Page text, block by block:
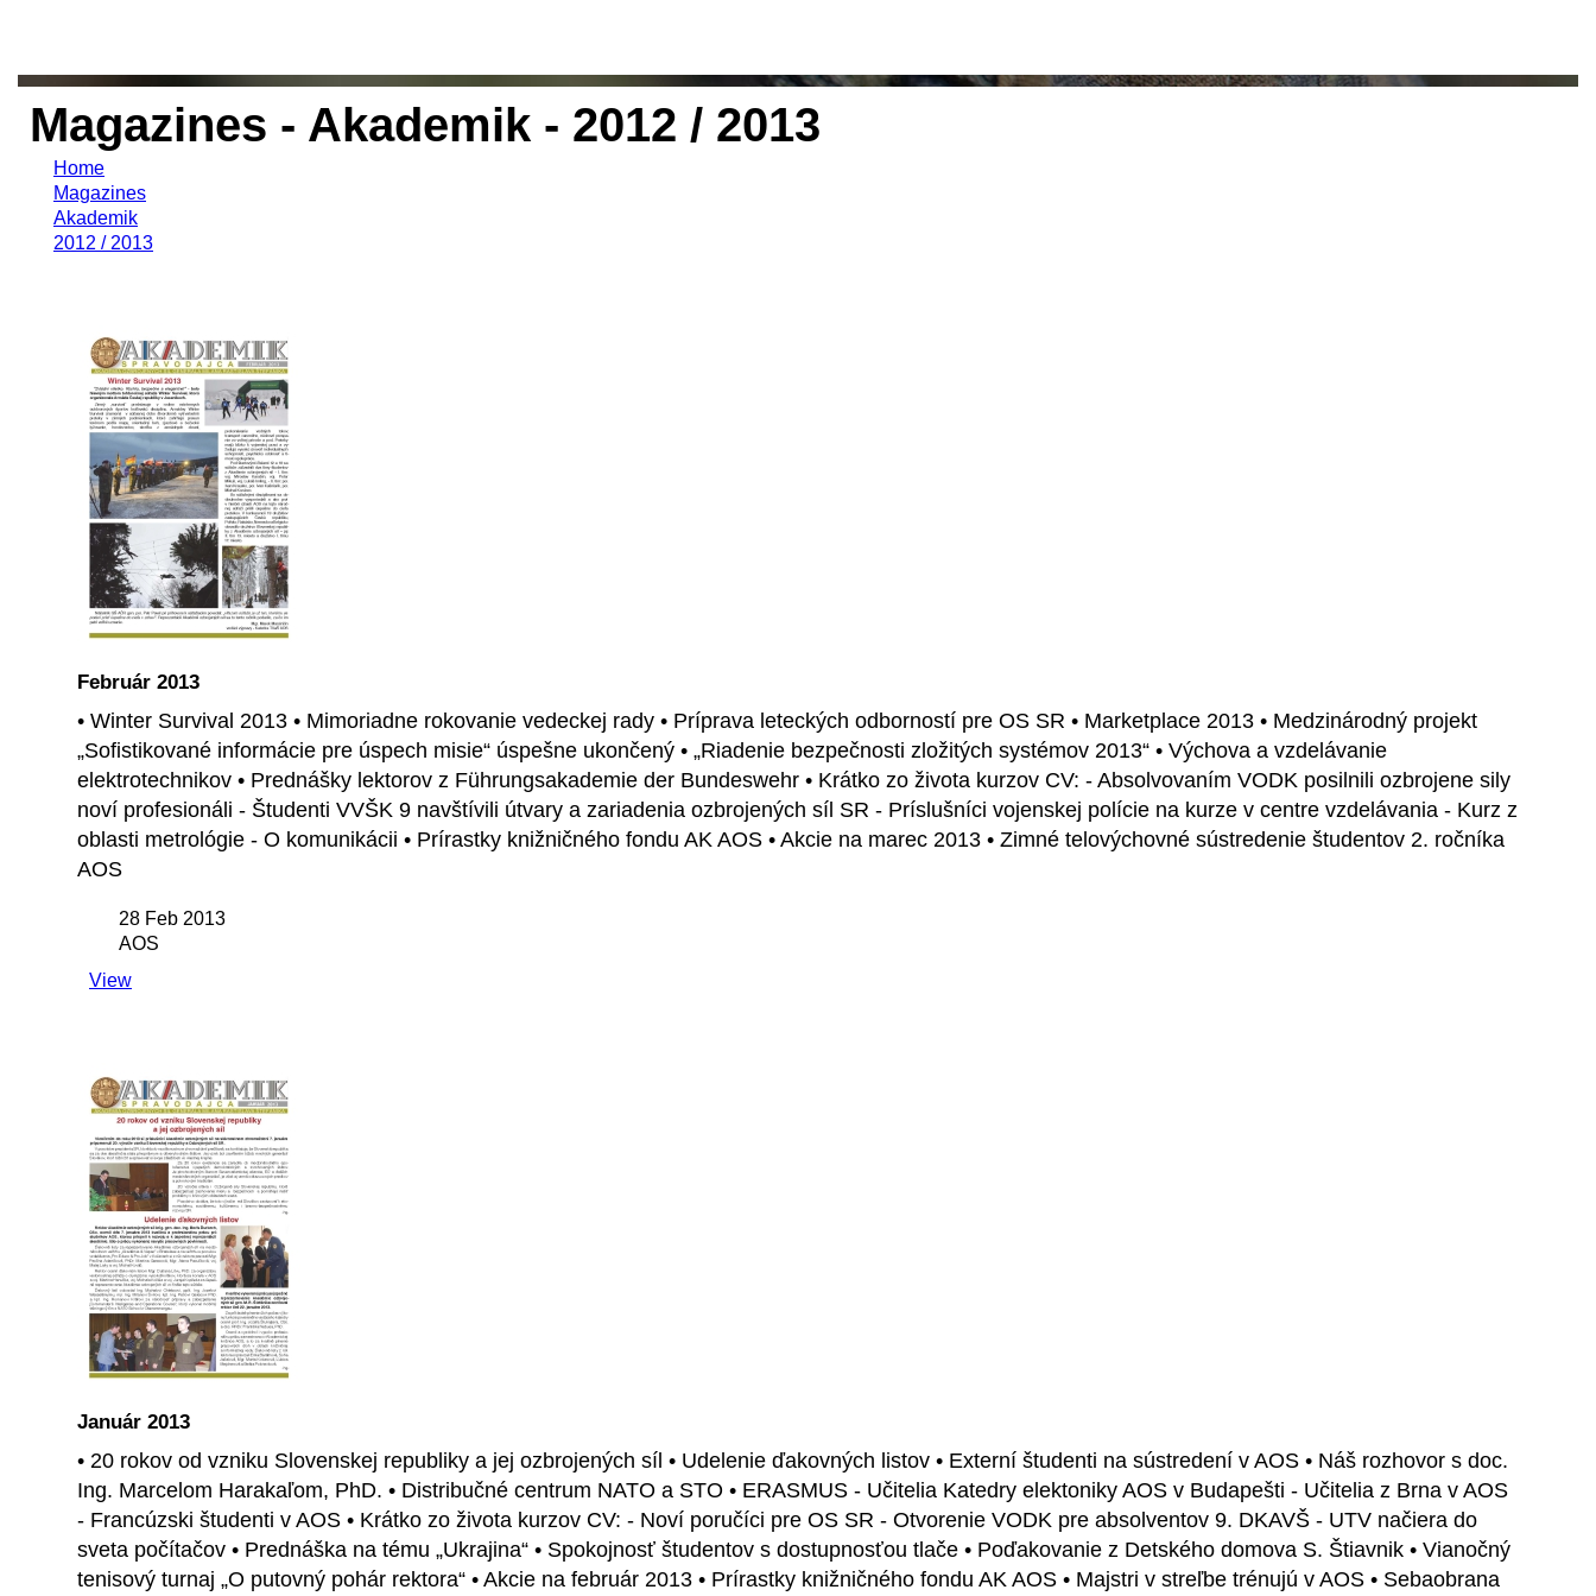
Magazines - Akademik - 2012 / 2013
Home
Magazines
Akademik
2012 / 2013
Február 2013
• Winter Survival 2013 • Mimoriadne rokovanie vedeckej rady • Príprava leteckých odborností pre OS SR • Marketplace 2013 • Medzinárodný projekt
„Sofistikované informácie pre úspech misie“ úspešne ukončený • „Riadenie bezpečnosti zložitých systémov 2013“ • Výchova a vzdelávanie
elektrotechnikov • Prednášky lektorov z Führungsakademie der Bundeswehr • Krátko zo života kurzov CV: - Absolvovaním VODK posilnili ozbrojene sily
noví profesionáli - Študenti VVŠK 9 navštívili útvary a zariadenia ozbrojených síl SR - Príslušníci vojenskej polície na kurze v centre vzdelávania - Kurz z
oblasti metrológie - O komunikácii • Prírastky knižničného fondu AK AOS • Akcie na marec 2013 • Zimné telovýchovné sústredenie študentov 2. ročníka
AOS
28 Feb 2013
AOS
View
Január 2013
• 20 rokov od vzniku Slovenskej republiky a jej ozbrojených síl • Udelenie ďakovných listov • Externí študenti na sústredení v AOS • Náš rozhovor s doc.
Ing. Marcelom Harakaľom, PhD. • Distribučné centrum NATO a STO • ERASMUS - Učitelia Katedry elektoniky AOS v Budapešti - Učitelia z Brna v AOS
- Francúzski študenti v AOS • Krátko zo života kurzov CV: - Noví poručíci pre OS SR - Otvorenie VODK pre absolventov 9. DKAVŠ - UTV načiera do
sveta počítačov • Prednáška na tému „Ukrajina“ • Spokojnosť študentov s dostupnosťou tlače • Poďakovanie z Detského domova S. Štiavnik • Vianočný
tenisový turnaj „O putovný pohár rektora“ • Akcie na február 2013 • Prírastky knižničného fondu AK AOS • Majstri v streľbe trénujú v AOS • Sebaobrana